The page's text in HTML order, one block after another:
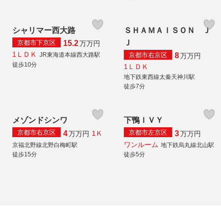
シャリマー西大路
京都市下京区 15.2万万円
1ＬＤＫ JR東海道本線西大路駅
徒歩10分
ＳＨＡＭＡＩＳＯＮ Ｊ
Ｊ
京都市右京区 8万万円
1ＬＤＫ
地下鉄東西線太秦天神川駅
徒歩7分
メゾンドシンワ
京都市右京区 4万万円 1Ｋ
京福北野線北野白梅町駅
徒歩15分
下鴨ＩＶＹ
京都市左京区 3万万円
ワンルーム 地下鉄烏丸線北山駅
徒歩5分